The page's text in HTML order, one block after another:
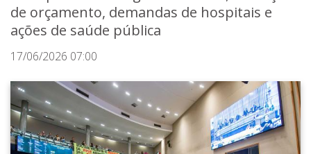
de orçamento, demandas de hospitais e
ações de saúde pública
17/06/2026 07:00